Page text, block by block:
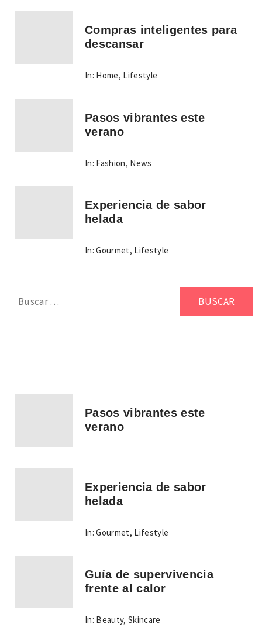
Compras inteligentes para
descansar
In: Home, Lifestyle
Pasos vibrantes este
verano
In: Fashion, News
Experiencia de sabor
helada
In: Gourmet, Lifestyle
Pasos vibrantes este
verano
Experiencia de sabor
helada
In: Gourmet, Lifestyle
Guía de supervivencia
frente al calor
In: Beauty,Skincare